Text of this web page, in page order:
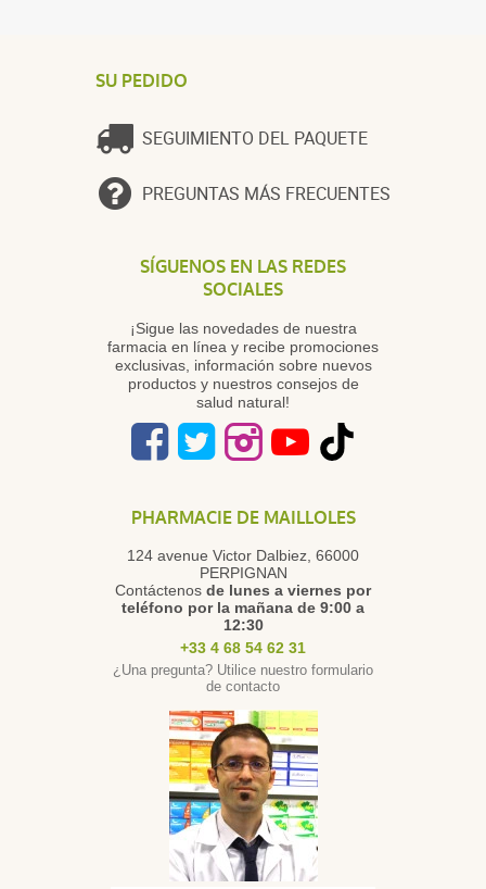
SU PEDIDO
SEGUIMIENTO DEL PAQUETE
PREGUNTAS MÁS FRECUENTES
SÍGUENOS EN LAS REDES
SOCIALES
¡Sigue las novedades de nuestra
farmacia en línea y recibe promociones
exclusivas, información sobre nuevos
productos y nuestros consejos de
salud natural!
PHARMACIE DE MAILLOLES
124 avenue Victor Dalbiez, 66000
PERPIGNAN
Contáctenos de lunes a viernes por
teléfono por la mañana de 9:00 a
12:30
+33 4 68 54 62 31
¿Una pregunta? Utilice nuestro formulario
de contacto